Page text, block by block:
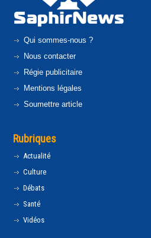
Qui sommes-nous ?
Nous contacter
Régie publicitaire
Mentions légales
Soumettre article
Rubriques
Actualité
Culture
Débats
Santé
Vidéos